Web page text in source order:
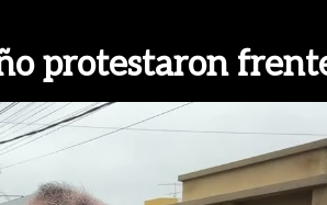
protestaron